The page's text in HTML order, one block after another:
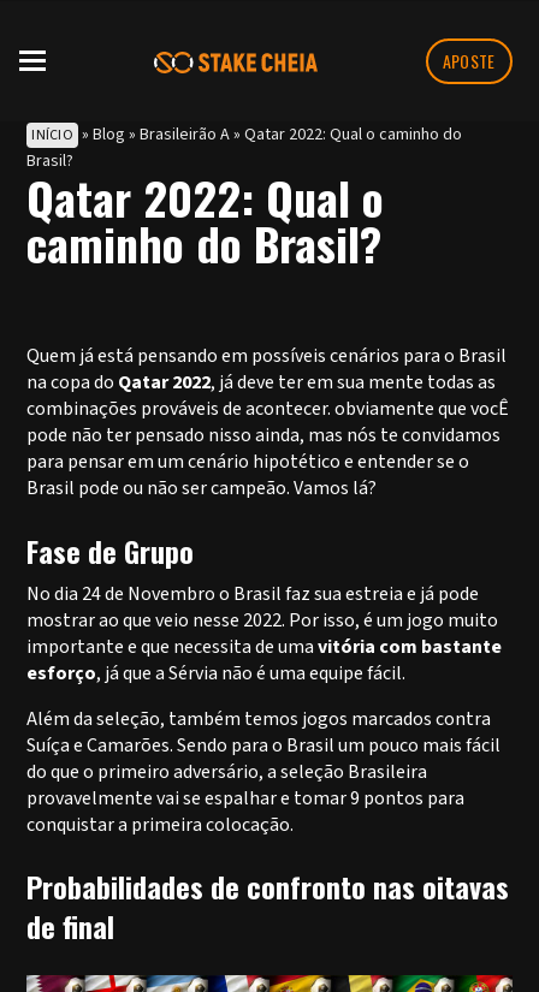
APOSTE
INÍCIO » Blog » Brasileirão A» Qatar 2022: Qual o caminho do
Brasil?
Qatar 2022: Qual o
caminho do Brasil?
Quem já está pensando em possíveis cenários para o Brasil
na copa do Qatar 2022, já deve ter em sua mente todas as
combinações prováveis de acontecer. obviamente que vocÊ
pode não ter pensado nisso ainda, mas nós te convidamos
para pensar em um cenário hipotético e entender se o
Brasil pode ou não ser campeão. Vamos lá?
Fase de Grupo
No dia 24 de Novembro o Brasil faz sua estreia e já pode
mostrar ao que veio nesse 2022. Por isso, é um jogo muito
importante e que necessita de umavitória com bastante
esforço, já que a Sérvia não é uma equipe fácil.
Além da seleção, também temos jogos marcados contra
Suíça e Camarões. Sendo para o Brasil um pouco mais fácil
do que o primeiro adversário, a seleção Brasileira
provavelmente vai se espalhar e tomar 9 pontos para
conquistar a primeira colocação.
Probabilidades de confronto nas oitavas
de final